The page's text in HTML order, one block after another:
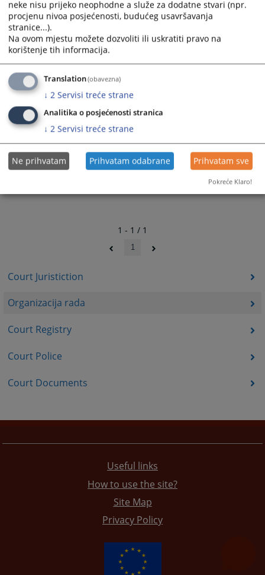
Court Juristiction
Organizacija rada
Court Registry
Court Police
Court Documents
informacionu i komunikacionu tehnologiju, Odsjek za podršku
svjedocima i Odsjek za pomoćno-tehničke poslove.
1 - 1 / 1
1
Useful links
How to use the site?
Site Map
Privacy Policy
neke nisu prijeko neophodne a služe za dodatne stvari (npr.
procjenu nivoa posjećenosti, budućeg usavršavanja
stranice...).
Na ovom mjestu možete dozvoliti ili uskratiti pravo na
korištenje tih informacija.
Translation(obavezna)
↓ 2 Servisi treće strane
Analitika o posjećenosti stranica
↓ 2 Servisi treće strane
Ne prihvatam Prihvatam odabrane Prihvatam sve
Pokreće Klaro!